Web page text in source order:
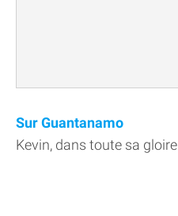
Sur Guantanamo
Kevin, dans toute sa gloire